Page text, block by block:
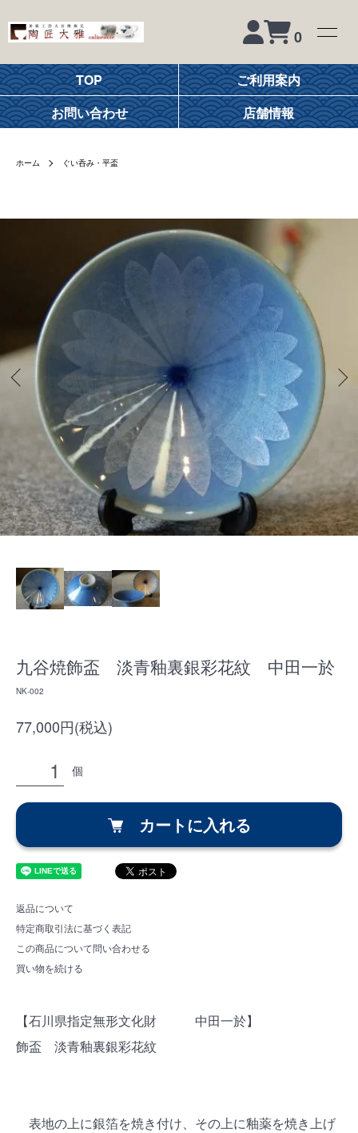
0
TOP
ご利用案内
お問い合わせ
店舗情報
ホーム ぐい呑み・平盃
九谷焼飾盃 淡青釉裏銀彩花紋 中田一於
NK-002
77,000円(税込)
個
カートに入れる
返品について
特定商取引法に基づく表記
この商品について問い合わせる
買い物を続ける
【石川県指定無形文化財 中田一於】
飾盃 淡青釉裏銀彩花紋
表地の上に銀箔を焼き付け、その上に釉薬を焼き上げ